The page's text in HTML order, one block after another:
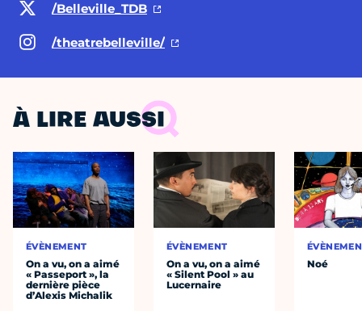
/Belleville_TDB
/theatrebelleville/
À LIRE AUSSI
ÉVÈNEMENT
On a vu, on a aimé
« Passeport », la
dernière pièce
d’Alexis Michalik
ÉVÈNEMENT
On a vu, on a aimé
« Silent Pool » au
Lucernaire
Noé